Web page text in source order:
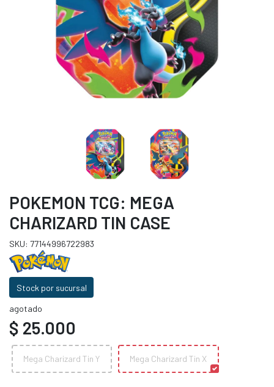
POKEMON TCG: MEGA
CHARIZARD TIN CASE
SKU: 77144996722983
Stock por sucursal
agotado
$ 25.000
Mega Charizard Tin Y Mega Charizard Tin X